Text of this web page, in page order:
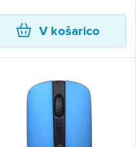
V košarico